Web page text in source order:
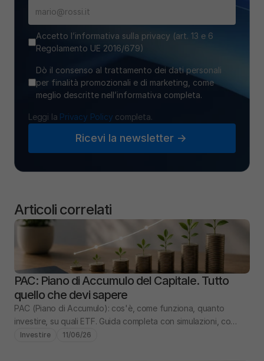
Accetto l’informativa sulla privacy (art. 13 e 6
Regolamento UE 2016/679)
Dò il consenso al trattamento dei dati personali
per finalità promozionali e di marketing, come
meglio descritte nell’informativa completa.
Leggi la Privacy Policy completa.
Ricevi la newsletter ->
Articoli correlati
PAC: Piano di Accumulo del Capitale. Tutto
quello che devi sapere
PAC (Piano di Accumulo): cos'è, come funziona, quanto
investire, su quali ETF. Guida completa con simulazioni, costi
e confronto PIC vs PAC.
Investire 11/06/26